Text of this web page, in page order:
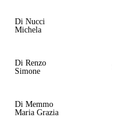
Di Nucci
Michela
Di Renzo
Simone
Di Memmo
Maria Grazia